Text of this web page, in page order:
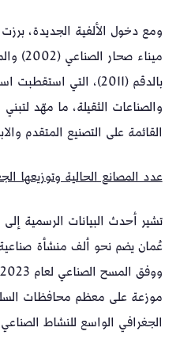
ومع دخول الألفية الجديدة،
ميناء
بالدقم (2011)، التي
القائمة على التصنيع المتقدم
عدد المصانع الحالية وتوزيعها
تشير أحدث البيانات الرسمية
عُمان يضم نحو ألف منشأة
موزعة على معظم محافظات
الجغرافي الواسع للنشاط